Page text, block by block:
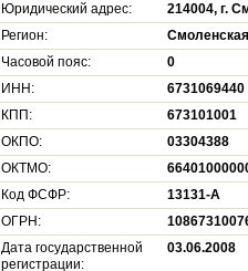
Юридический адрес:
214004, г.
Регион:
Часовой пояс:
0
ИНН:
6731069440
КПП:
673101001
ОКПО:
03304388
ОКТМО:
Код ФСФР:
13131-А
ОГРН:
Дата государственной
регистрации:
03.06.2008